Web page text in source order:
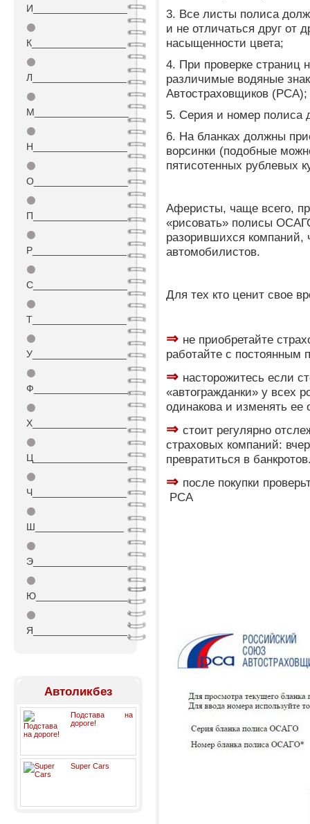
И_________________
⚫
К_________________
⚫
Л_________________
⚫
М_________________
⚫
Н_________________
⚫
О_________________
⚫
П_________________
⚫
Р_________________
⚫
С_________________
⚫
Т_________________
⚫
У_________________
⚫
Ф_________________
⚫
Х_________________
⚫
Ц_________________
⚫
Ч_________________
⚫
Ш________________
⚫
Э_________________
⚫
Ю_________________
⚫
Я_________________
Автоликбез
Подстава на
дороге!
Super Cars
3. Все листы полиса
и не отличаться друг от
насыщенности цвета;
4. При проверке страниц
различимые водяные
Автостраховщиков (РСА);
5. Серия и номер
6. На бланках должны
ворсинки (подобные
пятисотенных рублевых
Аферисты, чаще всего,
«рисовать» полисы
разорившихся компаний,
автомобилистов.
Для тех кто ценит свое
⇒ не приобретайте
работайте с постоянным
⇒ насторожитесь если
«автогражданки» у всех
одинакова и изменять
⇒стоит регулярно
страховых компаний:
превратиться в
⇒ после покупки
РСА